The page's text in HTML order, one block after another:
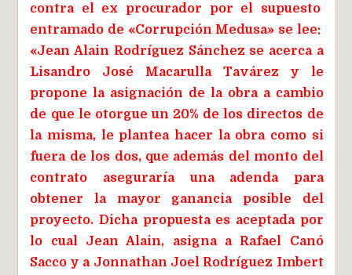
contra el ex procurador por el supuesto
entramado de «Corrupción Medusa» se lee:
«Jean Alain Rodríguez Sánchez se acerca a
Lisandro José Macarulla Tavárez y le
propone la asignación de la obra a cambio
de que le otorgue un 20% de los directos de
la misma, le plantea hacer la obra como si
fuera de los dos, que además del monto del
contrato aseguraría una adenda para
obtener la mayor ganancia posible del
proyecto. Dicha propuesta es aceptada por
lo cual Jean Alain, asigna a Rafael Canó
Sacco y a Jonnathan Joel Rodríguez Imbert